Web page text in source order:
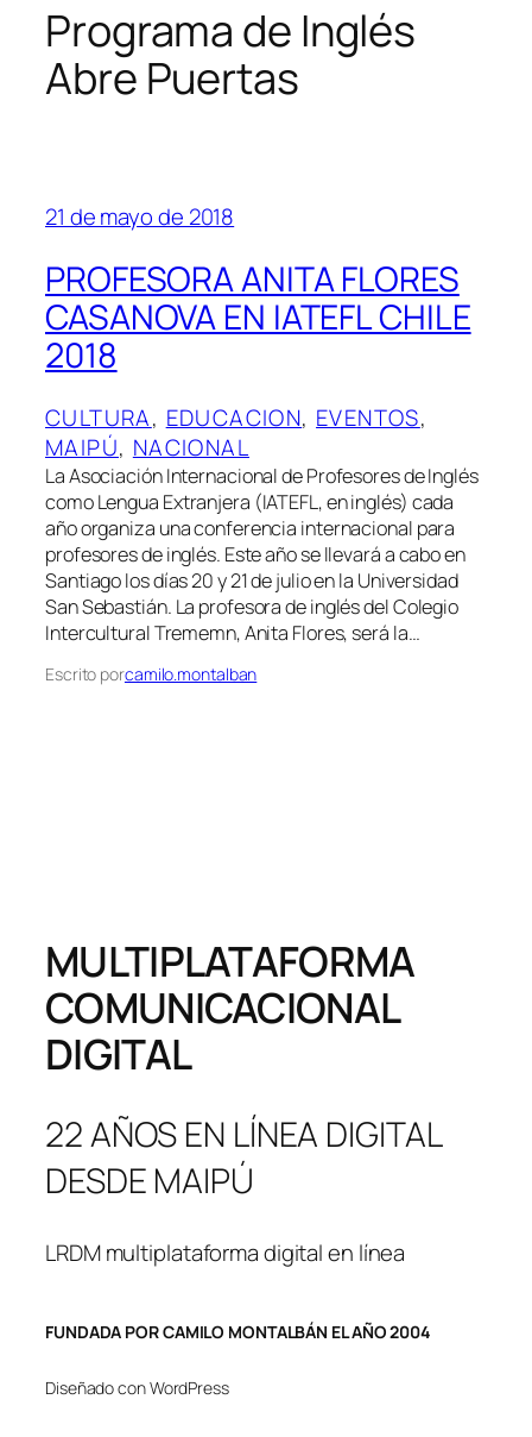
Programa de Inglés
Abre Puertas
21 de mayo de 2018
PROFESORA ANITA FLORES
CASANOVA EN IATEFL CHILE
2018
CULTURA, EDUCACION, EVENTOS
MAIPÚ, NACIONAL
La Asociación Internacional de Profesores de Inglés
como Lengua Extranjera (IATEFL, en inglés) cada
año organiza una conferencia internacional para
profesores de inglés. Este año se llevará a cabo en
Santiago los días 20 y 21 de julio en la Universidad
San Sebastián. La profesora de inglés del Colegio
Intercultural Trememn, Anita Flores, será la…
Escrito porcamilo.montalban
MULTIPLATAFORMA
COMUNICACIONAL
DIGITAL
22 AÑOS EN LÍNEA DIGITAL
DESDE MAIPÚ
LRDM multiplataforma digital en línea
FUNDADA POR CAMILO MONTALBÁN EL AÑO 2004
Diseñado con WordPress